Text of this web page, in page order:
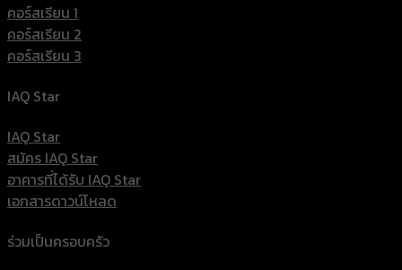
คอร์สเรียน 1
คอร์สเรียน 2
คอร์สเรียน 3
IAQ Star
IAQ Star
สมัคร IAQ Star
อาคารที่ได้รับ IAQ Star
เอกสารดาวน์โหลด
ร่วมเป็นครอบครัว